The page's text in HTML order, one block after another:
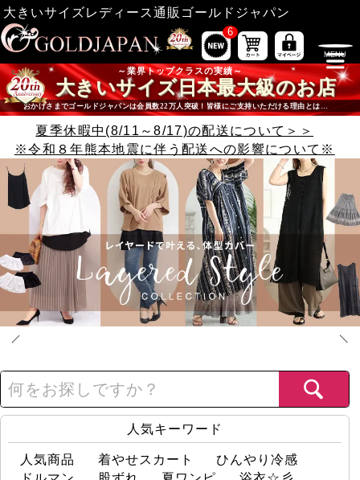
大きいサイズレディース通販ゴールドジャパン
6
業界トップクラスの実績
大きいサイズ日本最大級のお店
おかげさまでゴールドジャパンは会員数22万人突破！皆様にご支持いただける理由とは…
夏季休暇中(8/11～8/17)の配送について＞＞
※令和８年熊本地震に伴う配送への影響について※
大きいサイズ専門店ゴールドジャパンの注目コンテンツ
人気キーワード
人気商品 着やせスカート
ひんやり冷感